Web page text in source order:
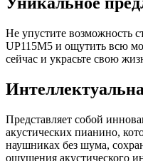
Не упустите возможность
UP115M5 и ощутить всю
сейчас и украсьте свою
Представляет собой
акустических пианино,
наушниках без шума,
ощущения акустического